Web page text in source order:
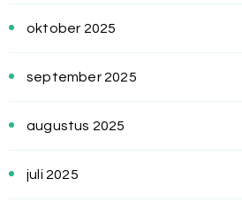
oktober 2025
september 2025
augustus 2025
juli 2025